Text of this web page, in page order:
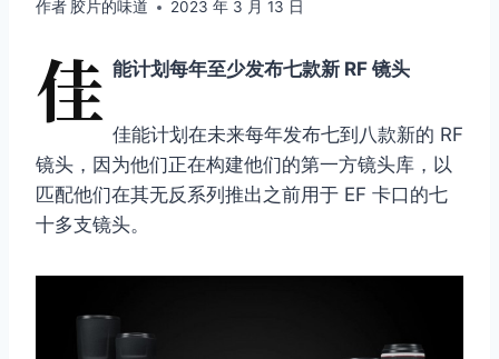
作者 胶片的味道 2023 年 3 月 13 日
佳 能计划每年至少发布七款新 RF 镜头
佳能计划在未来每年发布七到八款新的 RF
镜头，因为他们正在构建他们的第一方镜头库，以
匹配他们在其无反系列推出之前用于 EF 卡口的七
十多支镜头。